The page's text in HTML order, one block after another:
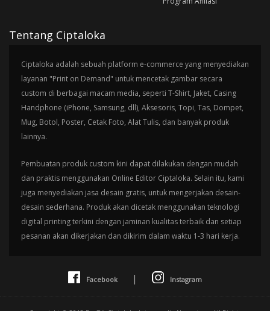
Tentang Ciptaloka
Ciptaloka adalah sebuah platform e-commerce yang menyediakan
layanan "Print on Demand" untuk mencetak gambar secara
custom di berbagai macam media, seperti T-Shirt, Jaket, Casing
Handphone (iPhone, Samsung, dll), Aksesoris, Topi, Tas, Dompet,
Mug, Botol, Poster, Cetak Foto, Alat Tulis, dan banyak produk
lainnya.
Pembuatan produk custom kini dapat dilakukan dengan mudah
dan praktis menggunakan Online Editor Ciptaloka. Selain itu, kami
juga menyediakan jasa desain gratis, untuk mengerjakan desain-
desain sederhana. Produk akan dicetak menggunakan teknologi
digital printing terkini dengan jaminan kualitas terbaik dan setiap
pesanan akan dikerjakan dan dikirim dalam waktu 1-3 hari kerja.
Facebook | Instagram